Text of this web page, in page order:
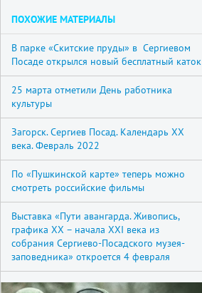
ПОХОЖИЕ МАТЕРИАЛЫ
В парке «Скитские пруды» в Сергиевом
Посаде открылся новый бесплатный каток
25 марта отметили День работника
культуры
Загорск. Сергиев Посад. Календарь XX
века. Февраль 2022
По «Пушкинской карте» теперь можно
смотреть российские фильмы
Выставка «Пути авангарда. Живопись,
графика XX – начала XXI века из
собрания Сергиево-Посадского музея-
заповедника» откроется 4 февраля